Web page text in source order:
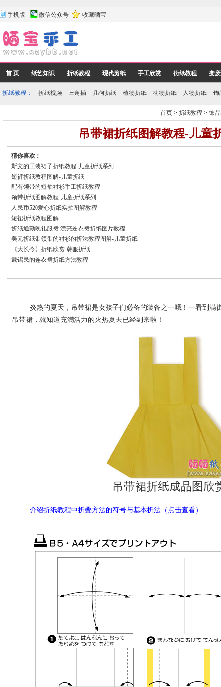
手机版 微信公众号 收藏晒宝
首 页 纸艺知识 折纸教程 现代剪纸 手工欣赏 衍纸教程 变
折纸教程： 折纸视频 三角插 几何折纸 植物折纸 动物折纸 人物折纸 饰
首页 >折纸教程 >饰
吊带裙折纸图解教程-儿童
猜你喜欢：
斯文的工装裙子折纸教程-儿童折纸系列
短裤折纸教程图解-儿童折纸
配有领带的短袖衬衫手工折纸教程
领带折纸图解教程-儿童折纸系列
人民币520爱心折纸实拍图解教程
短裙折纸教程图解
折纸通勤晚礼服裙 漂亮连衣裙折纸图片教程
美元折纸带领带的衬衫的折法教程图解-儿童折纸
《大长今》折纸欣赏-韩服折纸
戴锡民的连衣裙折纸方法教程
炎热的夏天，吊带裙是女孩子们必备的装备之一哦！一看到满
吊带裙，就知道充满活力的火热夏天已经到来啦！
吊带裙折纸成品图欣
介绍折纸教程中折叠方法的符号与基本折法（点击查看）